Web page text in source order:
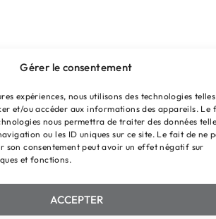
Gérer le consentement
expériences, nous utilisons des technologies
et/ou accéder aux informations des appareils. Le
nous permettra de traiter des données
ou les ID uniques sur ce site. Le fait de ne
son consentement peut avoir un effet négatif sur
et fonctions.
ACCEPTER